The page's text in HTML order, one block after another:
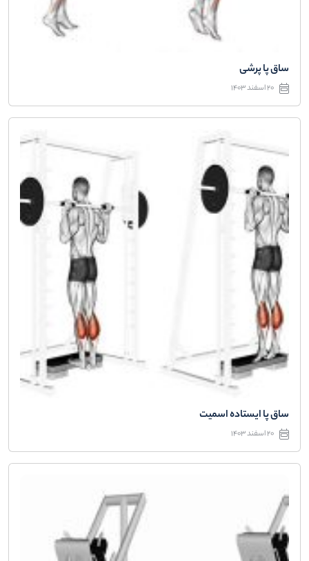
ساق پا پرشی
20 اسفند 1403
ساق پا ایستاده اسمیت
20 اسفند 1403